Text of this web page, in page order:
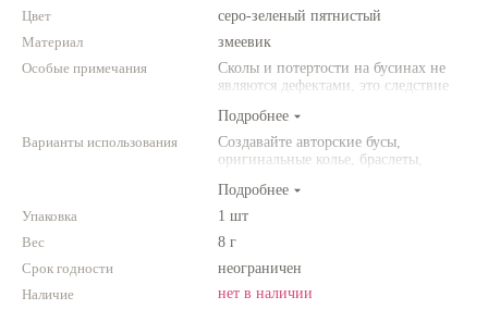
Натуральные камни
Фотофорум
Цвет
серо-зеленый пятнистый
Материал
змеевик
Особые примечания
Сколы и потертости на бусинах не
являются дефектами, это следствие
природного камня. Цвет и размер
товара может отличаться от
представленных на фото.
Подробнее
Варианты использования
Создавайте авторские бусы,
оригинальные колье, браслеты,
Комбинируйте различные цвета и
размеры. Фантазируйте!
Подробнее
Упаковка
1 шт
Вес
8 г
Срок годности
неограничен
Наличие
нет в наличии